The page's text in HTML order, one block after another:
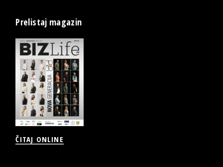
Prelistaj magazin
ČITAJ ONLINE